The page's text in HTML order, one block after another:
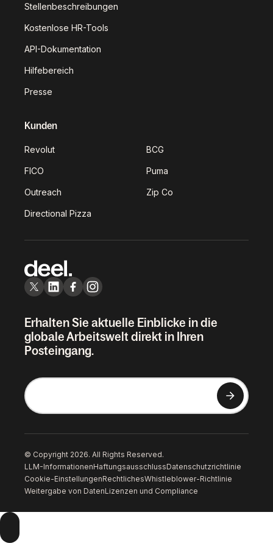
Stellenbeschreibungen
Kostenlose HR-Tools
API-Dokumentation
Hilfebereich
Presse
Kunden
Revolut BCG
FICO Puma
Outreach Zip Co
Directional Pizza
Erhalten Sie aktuelle Einblicke in die
globale Arbeitswelt direkt in Ihren
Posteingang.
© Copyright 2026. All Rights Reserved.
LLM-InformationenHaftungsausschlussDatenschutzrichtlinie
Cookie-EinstellungenRechtlichesWhistleblower-Richtlinie
Weitergabe von DatenLizenzen und Compliance